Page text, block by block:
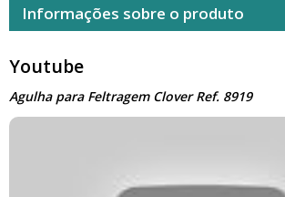
Informações sobre o produto
Youtube
Agulha para Feltragem Clover Ref. 8919